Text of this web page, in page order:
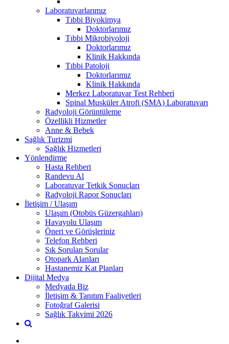
Laboratuvarlarımız
Tıbbi Biyokimya
Doktorlarımız
Tıbbi Mikrobiyoloji
Doktorlarımız
Klinik Hakkında
Tıbbi Patoloji
Doktorlarımız
Klinik Hakkında
Merkez Laboratuvar Test Rehberi
Spinal Musküler Atrofi (SMA) Laboratuvarı
Radyoloji Görüntüleme
Özellikli Hizmetler
Anne & Bebek
Sağlık Turizmi
Sağlık Hizmetleri
Yönlendirme
Hasta Rehberi
Randevu Al
Laboratuvar Tetkik Sonuçları
Radyoloji Rapor Sonuçları
İletişim / Ulaşım
Ulaşım (Otobüs Güzergahları)
Havayolu Ulaşım
Öneri ve Görüşleriniz
Telefon Rehberi
Sık Sorulan Sorular
Otopark Alanları
Hastanemiz Kat Planları
Dijital Medya
Medyada Biz
İletişim & Tanıtım Faaliyetleri
Fotoğraf Galerisi
Sağlık Takvimi 2026